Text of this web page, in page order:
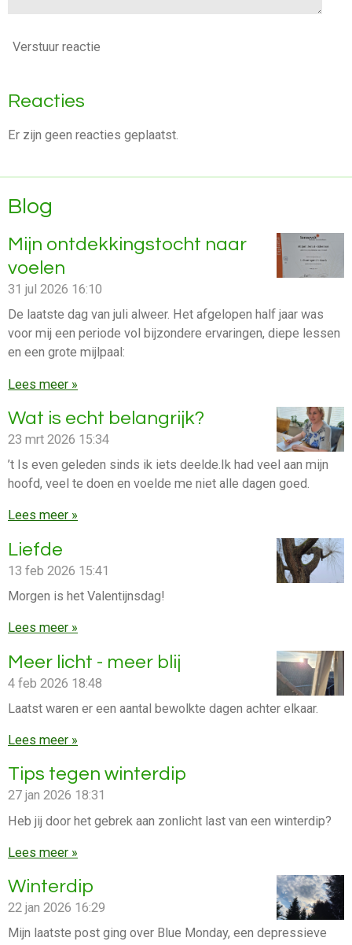
Verstuur reactie
Reacties
Er zijn geen reacties geplaatst.
Blog
Mijn ontdekkingstocht naar
voelen
31 jul 2026 16:10
De laatste dag van juli alweer. Het afgelopen half jaar was
voor mij een periode vol bijzondere ervaringen, diepe lessen
en een grote mijlpaal:
Lees meer »
Wat is echt belangrijk?
23 mrt 2026 15:34
’t Is even geleden sinds ik iets deelde.Ik had veel aan mijn
hoofd, veel te doen en voelde me niet alle dagen goed.
Lees meer »
Liefde
13 feb 2026 15:41
Morgen is het Valentijnsdag!
Lees meer »
Meer licht - meer blij
4 feb 2026 18:48
Laatst waren er een aantal bewolkte dagen achter elkaar.
Lees meer »
Tips tegen winterdip
27 jan 2026 18:31
Heb jij door het gebrek aan zonlicht last van een winterdip?
Lees meer »
Winterdip
22 jan 2026 16:29
Mijn laatste post ging over Blue Monday, een depressieve